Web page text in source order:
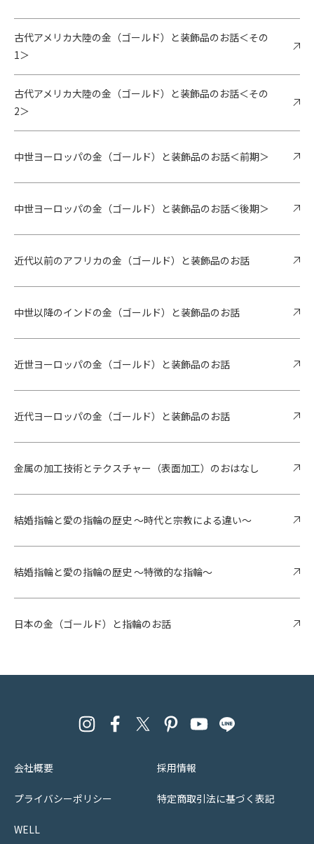
古代アメリカ大陸の金（ゴールド）と装飾品のお話＜その
1＞
古代アメリカ大陸の金（ゴールド）と装飾品のお話＜その
2＞
中世ヨーロッパの金（ゴールド）と装飾品のお話＜前期＞
中世ヨーロッパの金（ゴールド）と装飾品のお話＜後期＞
近代以前のアフリカの金（ゴールド）と装飾品のお話
中世以降のインドの金（ゴールド）と装飾品のお話
近世ヨーロッパの金（ゴールド）と装飾品のお話
近代ヨーロッパの金（ゴールド）と装飾品のお話
金属の加工技術とテクスチャー（表面加工）のおはなし
結婚指輪と愛の指輪の歴史 ～時代と宗教による違い～
結婚指輪と愛の指輪の歴史 ～特徴的な指輪～
日本の金（ゴールド）と指輪のお話
会社概要 採用情報
プライバシーポリシー 特定商取引法に基づく表記
WELL